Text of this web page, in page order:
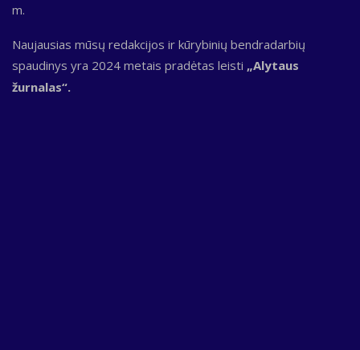
m.
Naujausias mūsų redakcijos ir kūrybinių bendradarbių
spaudinys yra 2024 metais pradėtas leisti „Alytaus
žurnalas“.